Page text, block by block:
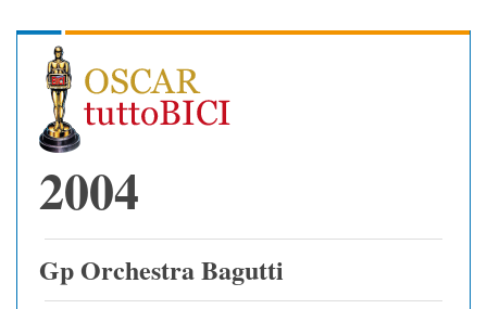
ATLETI
CALENDARIO
OSCAR
ALBI D'ORO
NEWSLETTER
2004
Gp Orchestra Bagutti